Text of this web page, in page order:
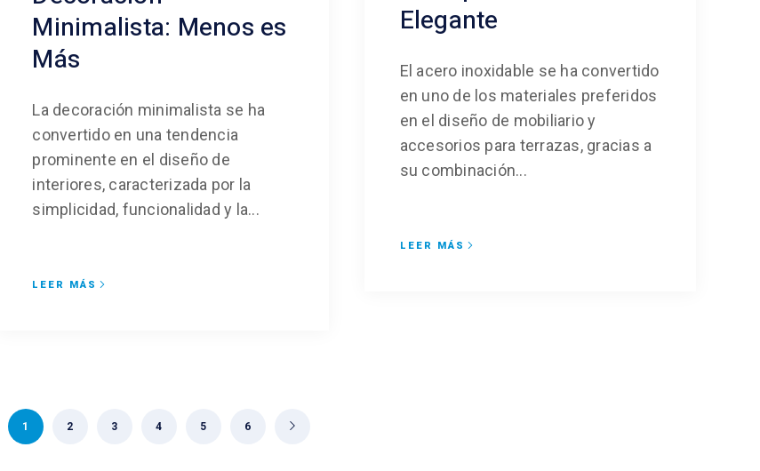
Elegante
El acero inoxidable se ha convertido
en uno de los materiales preferidos
en el diseño de mobiliario y
accesorios para terrazas, gracias a
su combinación...
LEER MÁS
Minimalista: Menos es
Más
La decoración minimalista se ha
convertido en una tendencia
prominente en el diseño de
interiores, caracterizada por la
simplicidad, funcionalidad y la...
LEER MÁS
1 2 3 4 5 6